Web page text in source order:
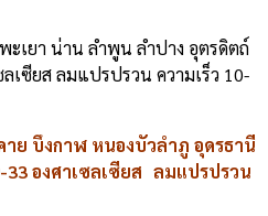
เยา น่าน ลำพูน ลำปาง อุตรดิตถ์
ซียส ลมแปรปรวน ความเร็ว 10-
ย บึงกาฬ หนองบัวลำภู อุดรธานี
องศาเซลเซียส ลมแปรปรวน